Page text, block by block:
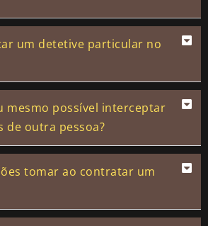
um detetive particular no
mesmo possível interceptar
de outra pessoa?
tomar ao contratar um